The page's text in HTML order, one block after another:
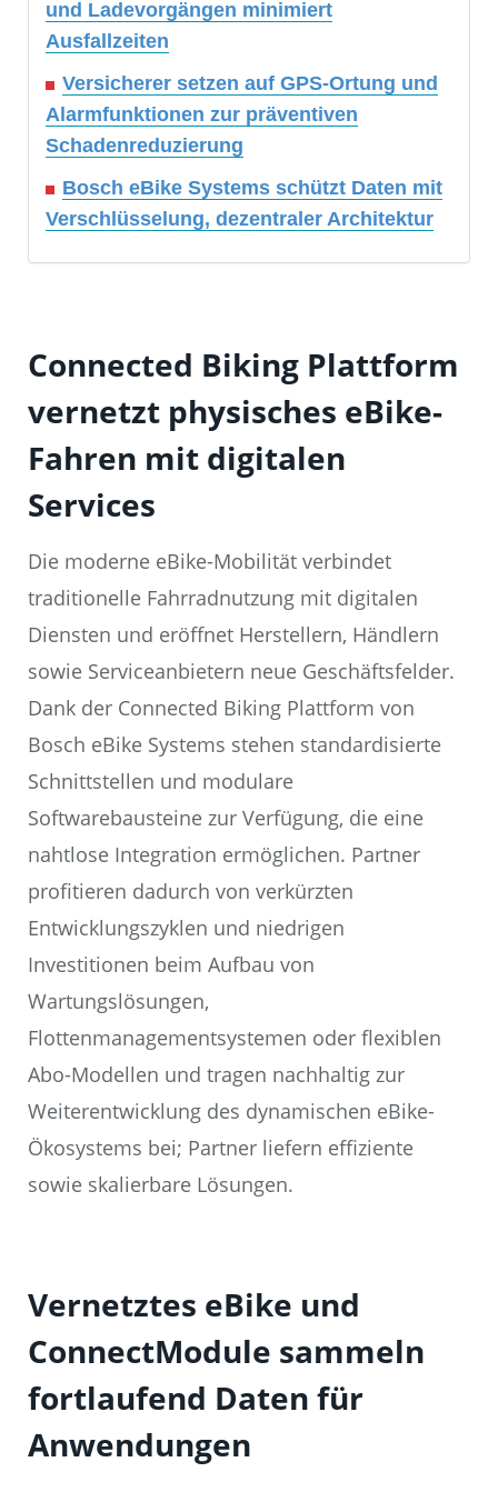
und Ladevorgängen minimiert
Ausfallzeiten
Versicherer setzen auf GPS-Ortung und
Alarmfunktionen zur präventiven
Schadenreduzierung
Bosch eBike Systems schützt Daten mit
Verschlüsselung, dezentraler Architektur
Connected Biking Plattform
vernetzt physisches eBike-
Fahren mit digitalen
Services
Die moderne eBike-Mobilität verbindet
traditionelle Fahrradnutzung mit digitalen
Diensten und eröffnet Herstellern, Händlern
sowie Serviceanbietern neue Geschäftsfelder.
Dank der Connected Biking Plattform von
Bosch eBike Systems stehen standardisierte
Schnittstellen und modulare
Softwarebausteine zur Verfügung, die eine
nahtlose Integration ermöglichen. Partner
profitieren dadurch von verkürzten
Entwicklungszyklen und niedrigen
Investitionen beim Aufbau von
Wartungslösungen,
Flottenmanagementsystemen oder flexiblen
Abo-Modellen und tragen nachhaltig zur
Weiterentwicklung des dynamischen eBike-
Ökosystems bei; Partner liefern effiziente
sowie skalierbare Lösungen.
Vernetztes eBike und
ConnectModule sammeln
fortlaufend Daten für
Anwendungen